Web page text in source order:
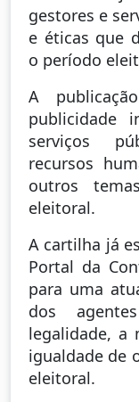
gestores e
e éticas que
o período
A
publicidade
serviços
recursos
outros
eleitoral.
A cartilha já
Portal da
para uma
dos
legalidade, a
igualdade de
eleitoral.